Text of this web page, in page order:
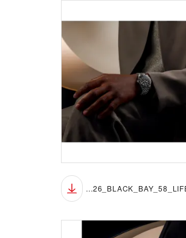
TUDOR_NP26_BLACK_BAY_58_LIFESTYLE_2